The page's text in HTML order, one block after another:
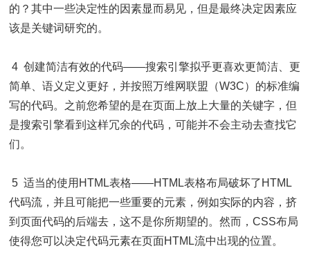
的？其中一些决定性的因素显而易见，但是最终决定因素应
该是关键词研究的。
4 创建简洁有效的代码——搜索引擎拟乎更喜欢更简洁、更
简单、语义定义更好，并按照万维网联盟（W3C）的标准编
写的代码。之前您希望的是在页面上放上大量的关键字，但
是搜索引擎看到这样冗余的代码，可能并不会主动去查找它
们。
5 适当的使用HTML表格——HTML表格布局破坏了HTML
代码流，并且可能把一些重要的元素，例如实际的内容，挤
到页面代码的后端去，这不是你所期望的。然而，CSS布局
使得您可以决定代码元素在页面HTML流中出现的位置。